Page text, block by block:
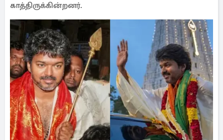
காத்திருக்கின்றனர்.